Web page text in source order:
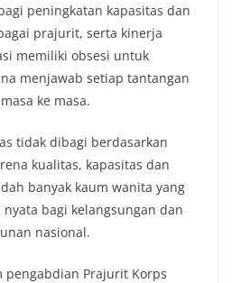
peningkatan kapasitas dan
prajurit, serta kinerja
memiliki obsesi untuk
menjawab setiap tantangan
ke masa.
tidak dibagi berdasarkan
kualitas, kapasitas dan
banyak kaum wanita yang
bagi kelangsungan dan
nasional.
pengabdian Prajurit Korps